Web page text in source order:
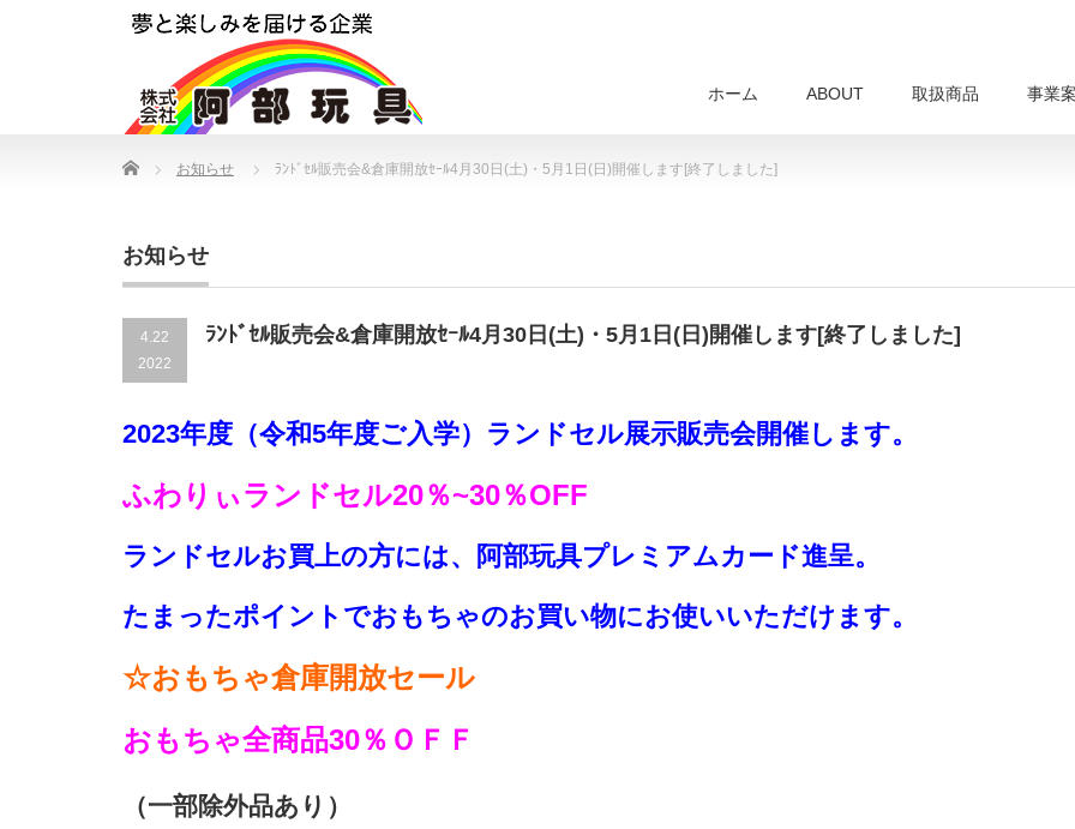
ホーム ABOUT 取扱商品 事業
Home お知らせ ﾗﾝﾄﾞｾﾙ販売会&倉庫開放ｾｰﾙ4月30日(土)・5月1日(日)開催します[終了しました]
お知らせ
4.22
2022
ﾗﾝﾄﾞｾﾙ販売会&倉庫開放ｾｰﾙ4月30日(土)・5月1日(日)開催します[終了しました]
2023年度（令和5年度ご入学）ランドセル展示販売会開催します。
ふわりぃランドセル20％~30％OFF
ランドセルお買上の方には、阿部玩具プレミアムカード進呈。
たまったポイントでおもちゃのお買い物にお使いいただけます。
☆おもちゃ倉庫開放セール
おもちゃ全商品30％ＯＦＦ
（一部除外品あり）